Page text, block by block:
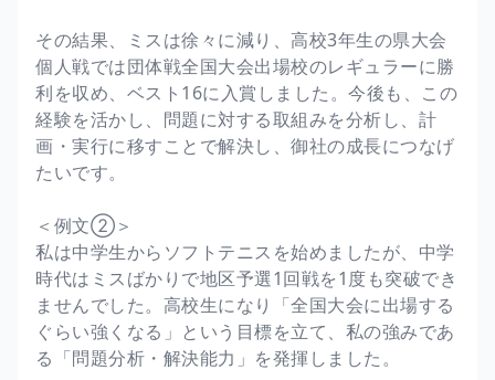
その結果、ミスは徐々に減り、高校3年生の県大会
個人戦では団体戦全国大会出場校のレギュラーに勝
利を収め、ベスト16に入賞しました。今後も、この
経験を活かし、問題に対する取組みを分析し、計
画・実行に移すことで解決し、御社の成長につなげ
たいです。
＜例文②＞
私は中学生からソフトテニスを始めましたが、中学
時代はミスばかりで地区予選1回戦を1度も突破でき
ませんでした。高校生になり「全国大会に出場する
ぐらい強くなる」という目標を立て、私の強みであ
る「問題分析・解決能力」を発揮しました。